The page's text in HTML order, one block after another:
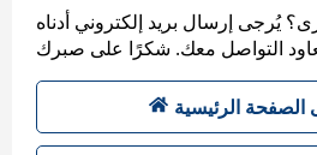
يُرجى إرسال بريد إلكتروني أدناه
الصفحة الرئيسية